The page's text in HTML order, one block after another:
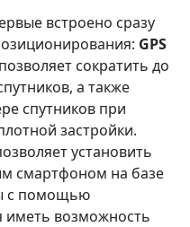
встроено сразу
GPS
сократить до
а также
спутников при
застройки.
установить
смартфоном на базе
с помощью
возможность